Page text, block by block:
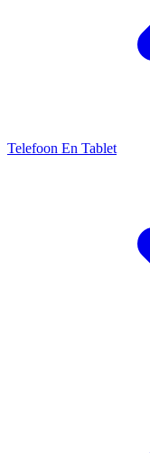
Telefoon En Tablet